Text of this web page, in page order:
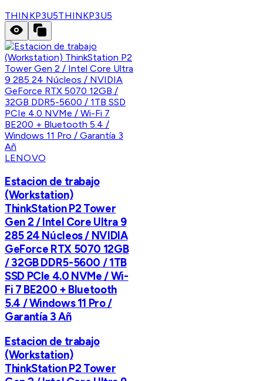
THINKP3U5THINKP3U5
LENOVO
Estacion de trabajo
(Workstation)
ThinkStation P2 Tower
Gen 2 / Intel Core Ultra 9
285 24 Núcleos / NVIDIA
GeForce RTX 5070 12GB
/ 32GB DDR5-5600 / 1TB
SSD PCIe 4.0 NVMe / Wi-
Fi 7 BE200 + Bluetooth
5.4 / Windows 11 Pro /
Garantía 3 Añ
Estacion de trabajo
(Workstation)
ThinkStation P2 Tower